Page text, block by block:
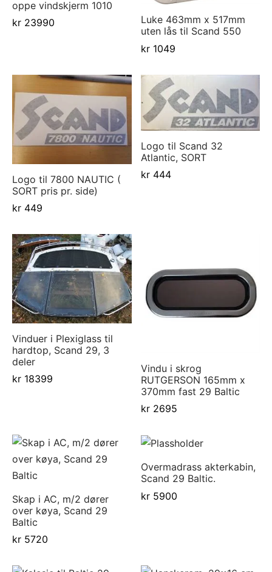
oppe vindskjerm 1010
kr 23990
Luke 463mm x 517mm
uten lås til Scand 550
kr1049
Logo til 7800 NAUTIC (
SORT pris pr. side)
kr 449
Logo til Scand 32
Atlantic, SORT
kr444
Vinduer i Plexiglass til
hardtop, Scand 29, 3
deler
kr 18399
Vindu i skrog
RUTGERSON 165mm x
370mm fast 29 Baltic
kr2695
Skap i AC, m/2 dører
over køya, Scand 29
Baltic
kr 5720
Overmadrass akterkabin,
Scand 29 Baltic.
kr5900
Atlantic
og baugpropell m.utstyr
og rorutstyr
utstyr